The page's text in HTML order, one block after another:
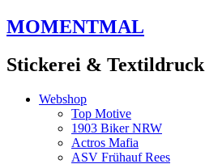
Zum
Inhalt
MOMENTMAL
Stickerei & Textildruck
Webshop
Top Motive
1903 Biker NRW
Actros Mafia
ASV Frühauf Rees